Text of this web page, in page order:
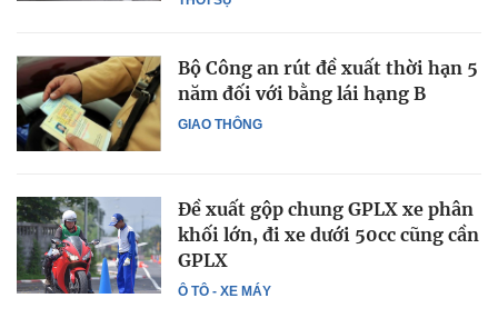
GIAO THÔNG
Bộ Công an rút đề xuất thời hạn 5
năm đối với bằng lái hạng B
Ô TÔ - XE MÁY
Đề xuất gộp chung GPLX xe phân
khối lớn, đi xe dưới 50cc cũng cần
GPLX